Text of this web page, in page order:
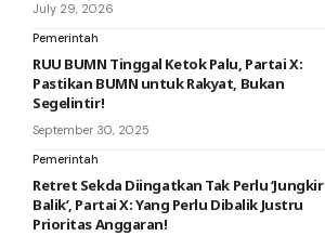
July 29, 2026
Pemerintah
RUU BUMN Tinggal Ketok Palu, Partai X:
Pastikan BUMN untuk Rakyat, Bukan
Segelintir!
September 30, 2025
Pemerintah
Retret Sekda Diingatkan Tak Perlu ‘Jungkir
Balik’, Partai X: Yang Perlu Dibalik Justru
Prioritas Anggaran!